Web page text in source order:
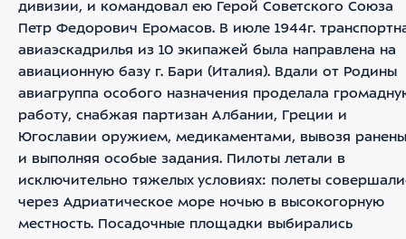
дивизии, и командовал ею Герой Советского Союза
Петр Федорович Еромасов. В июле 1944г.
авиаэскадрилья из 10 экипажей была направлена на
авиационную базу г. Бари (Италия). Вдали от Родины
авиагруппа особого назначения проделала
работу, снабжая партизан Албании, Греции и
Югославии оружием, медикаментами, вывозя
и выполняя особые задания. Пилоты летали в
исключительно тяжелых условиях: полеты
через Адриатическое море ночью в высокогорную
местность. Посадочные площадки выбирались